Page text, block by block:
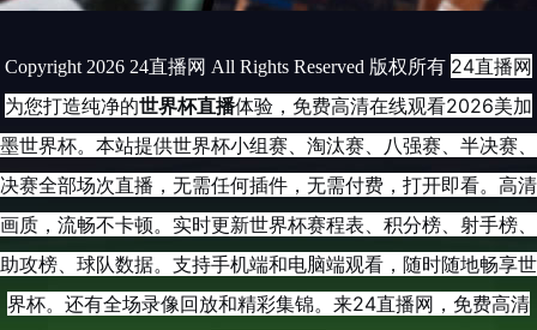
Copyright 2026 24直播网 All Rights Reserved 版权所有 24直播网
为您打造纯净的世界杯直播体验，免费高清在线观看2026美加
墨世界杯。本站提供世界杯小组赛、淘汰赛、八强赛、半决赛、
决赛全部场次直播，无需任何插件，无需付费，打开即看。高清
画质，流畅不卡顿。实时更新世界杯赛程表、积分榜、射手榜、
助攻榜、球队数据。支持手机端和电脑端观看，随时随地畅享世
界杯。还有全场录像回放和精彩集锦。来24直播网，免费高清